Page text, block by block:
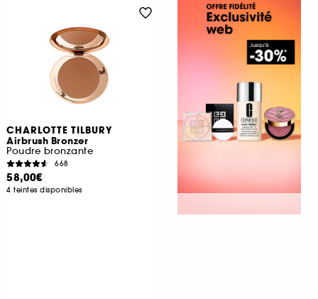
CHARLOTTE TILBURY
Airbrush Bronzer
Poudre bronzante
668
58,00€
4 teintes disponibles